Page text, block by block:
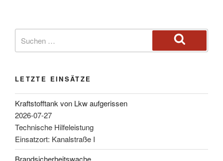
LETZTE EINSÄTZE
Kraftstofftank von Lkw aufgerissen
2026-07-27
Technische Hilfeleistung
Einsatzort: Kanalstraße I
Brandsicherheitswache